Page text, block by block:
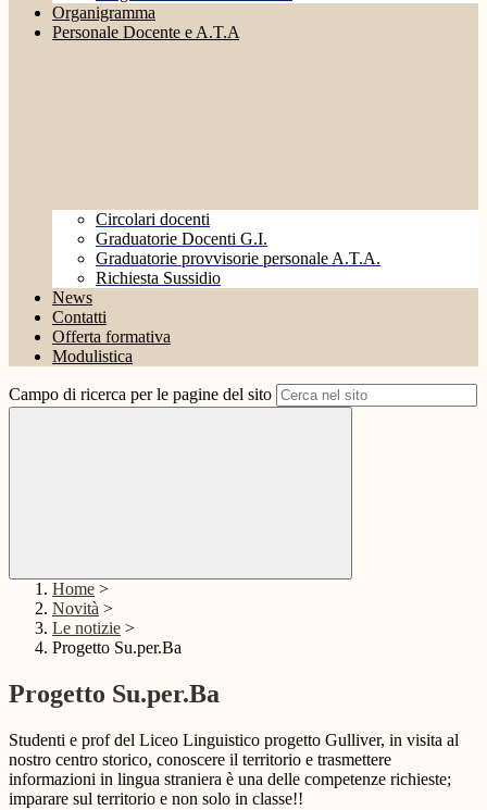
Organigramma
Personale Docente e A.T.A
Circolari docenti
Graduatorie Docenti G.I.
Graduatorie provvisorie personale A.T.A.
Richiesta Sussidio
News
Contatti
Offerta formativa
Modulistica
Campo di ricerca per le pagine del sito
Home >
Novità >
Le notizie >
Progetto Su.per.Ba
Progetto Su.per.Ba
Studenti e prof del Liceo Linguistico progetto Gulliver, in visita al
nostro centro storico, conoscere il territorio e trasmettere
informazioni in lingua straniera è una delle competenze richieste;
imparare sul territorio e non solo in classe!!